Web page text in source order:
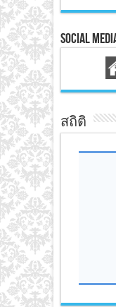
Social
สถิติ